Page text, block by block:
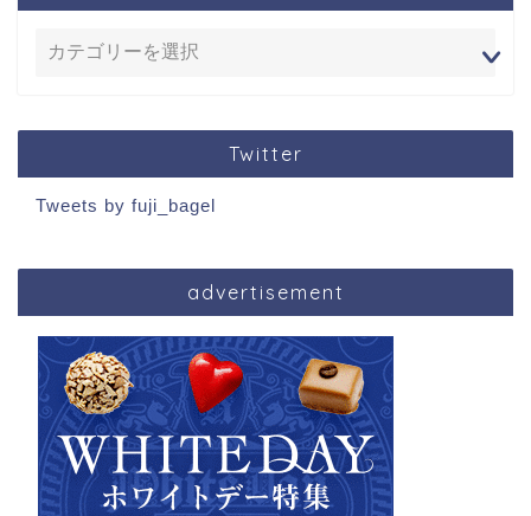
Twitter
Tweets by fuji_bagel
advertisement